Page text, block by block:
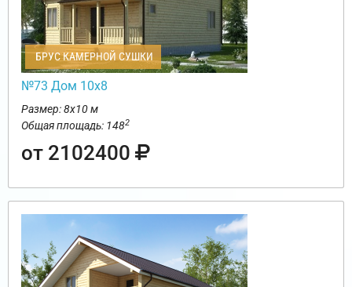
БРУС КАМЕРНОЙ СУШКИ
№73 Дом 10х8
Размер: 8х10 м
Общая площадь: 1482
от 2102400